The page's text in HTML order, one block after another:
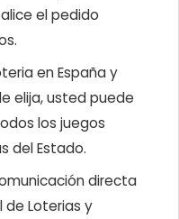
el pedido
en España y
elija, usted puede
los juegos
del Estado.
directa
Loterias y